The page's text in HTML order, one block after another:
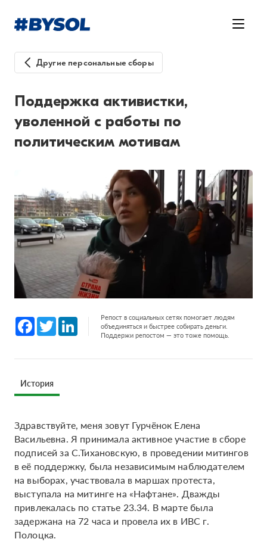
Другие персональные сборы
Поддержка активистки,
уволенной с работы по
политическим мотивам
Facebook
Twitter LinkedInРепост в социальных сетях помогает людям
объединяться и быстрее собирать деньги.
Поддержи репостом — это тоже помощь.
История
Здравствуйте, меня зовут Гурчёнок Елена
Васильевна. Я принимала активное участие в сборе
подписей за С.Тихановскую, в проведении митингов
в её поддержку, была независимым наблюдателем
на выборах, участвовала в маршах протеста,
выступала на митинге на «Нафтане». Дважды
привлекалась по статье 23.34. В марте была
задержана на 72 часа и провела их в ИВС г.
Полоцка.